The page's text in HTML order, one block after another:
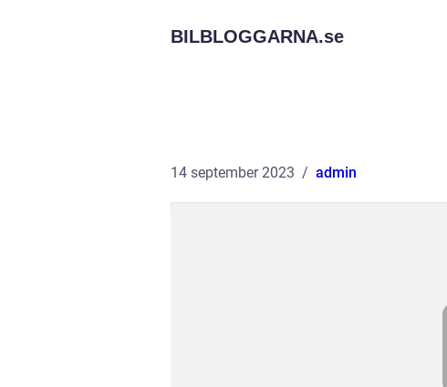
BILBLOGGARNA.se
14 september 2023 admin